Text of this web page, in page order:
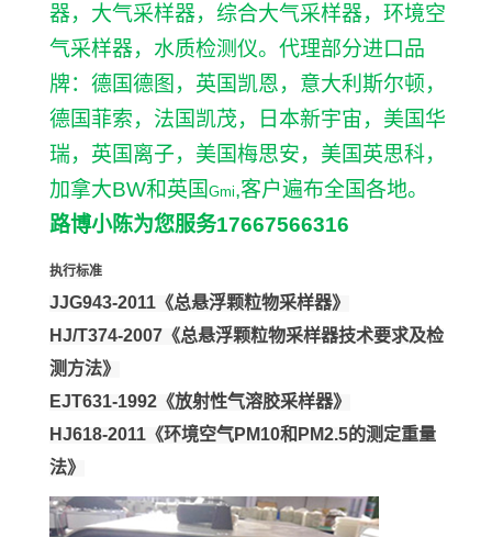
器，大气采样器，综合大气采样器，环境空
气采样器，水质检测仪。代理部分进口品
牌：德国德图，英国凯恩，意大利斯尔顿，
德国菲索，法国凯茂，日本新宇宙，美国华
瑞，英国离子，美国梅思安，美国英思科，
加拿大BW和英国 Gmi,客户遍布全国各地。
路博小陈为您服务17667566316
执行标准
JJG943-2011《总悬浮颗粒物采样器》
HJ/T374-2007《总悬浮颗粒物采样器技术要求及检
测方法》
EJT631-1992《放射性气溶胶采样器》
HJ618-2011《环境空气PM10和PM2.5的测定重量
法》